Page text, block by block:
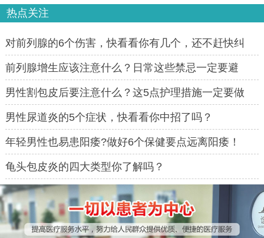
热点关注
对前列腺的6个伤害，快看看你有几个，还不赶快纠
正！
前列腺增生应该注意什么？日常这些禁忌一定要避
免！
男性割包皮后要注意什么？这5点护理措施一定要做
好！
男性尿道炎的5个症状，快看看你中招了吗？
年轻男性也易患阳痿?做好6个保健要点远离阳痿！
龟头包皮炎的四大类型你了解吗？